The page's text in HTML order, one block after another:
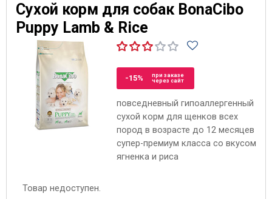
Сухой корм для собак BonaCibo
Puppy Lamb & Rice
-15%
при заказе
через сайт
повседневный гипоаллергенный
сухой корм для щенков всех
пород в возрасте до 12 месяцев
супер-премиум класса со вкусом
ягненка и риса
Товар недоступен.